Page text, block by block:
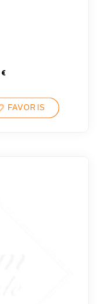
: 195,00 €.
actuel est : 185,00 €.
initial était : 11,88 €.
€Le prix actuel est : 11,44
FAVORIS